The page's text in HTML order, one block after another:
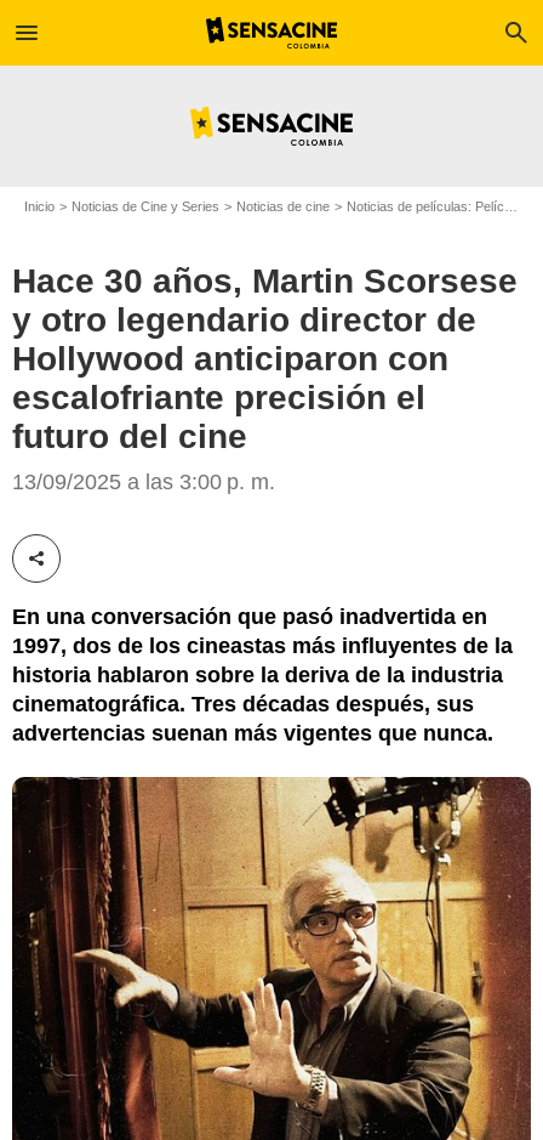
menu search
Inicio Noticias de Cine y Series Noticias de cine Noticias de películas: Película - ¿Sabías que...?
Hace 30 años, Martin Scorsese
y otro legendario director de
Hollywood anticiparon con
escalofriante precisión el
futuro del cine
13/09/2025 a las 3:00 p. m.
Compartir esta noticia
En una conversación que pasó inadvertida en
1997, dos de los cineastas más influyentes de la
historia hablaron sobre la deriva de la industria
cinematográfica. Tres décadas después, sus
advertencias suenan más vigentes que nunca.
Google